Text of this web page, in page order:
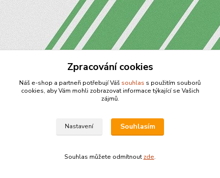
Zpracování cookies
Náš e-shop a partneři potřebují Váš souhlas s použitím souborů
cookies, aby Vám mohli zobrazovat informace týkající se Vašich
zájmů.
Nastavení Souhlasím
Souhlas můžete odmítnout zde.